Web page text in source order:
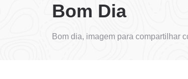
Bom Dia
Bom dia, imagem para compartilhar